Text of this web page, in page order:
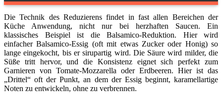
Die Technik des Reduzierens findet in fast allen Bereichen der
Küche Anwendung, nicht nur bei herzhaften Saucen. Ein
klassisches Beispiel ist die Balsamico-Reduktion. Hier wird
einfacher Balsamico-Essig (oft mit etwas Zucker oder Honig) so
lange eingekocht, bis er sirupartig wird. Die Säure wird milder, die
Süße tritt hervor, und die Konsistenz eignet sich perfekt zum
Garnieren von Tomate-Mozzarella oder Erdbeeren. Hier ist das
„Drittel“ oft der Punkt, an dem der Essig beginnt, karamellartige
Noten zu entwickeln, ohne zu verbrennen.